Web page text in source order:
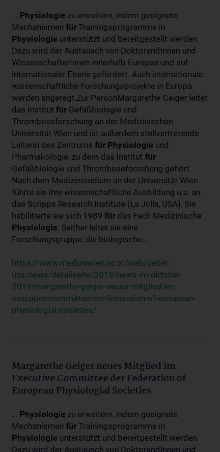
... Physiologie zu erweitern, indem geeignete
Mechanismen für Trainingsprogramme in
Physiologie unterstützt und bereitgestellt werden.
Dazu wird der Austausch von DoktorandInnen und
WissenschafterInnen innerhalb Europas und auf
internationaler Ebene gefördert. Auch internationale
wissenschaftliche Forschungsprojekte in Europa
werden angeregt.Zur PersonMargarethe Geiger leitet
das Institut für Gefäßbiologie und
Thromboseforschung an der Medizinischen
Universität Wien und ist außerdem stellvertretende
Leiterin des Zentrums für Physiologie und
Pharmakologie, zu dem das Institut für
Gefäßbiologie und Thromboseforschung gehört.
Nach dem Medizinstudium an der Universität Wien
führte sie ihre wissenschaftliche Ausbildung u.a. an
das Scripps Research Institute (La Jolla, USA). Sie
habilitierte sie sich 1989 für das Fach Medizinische
Physiologie. Seither leitet sie eine
Forschungsgruppe, die biologische...
https://www.meduniwien.ac.at/web/ueber-
uns/news/detailseite/2019/news-im-oktober-
2019/margarethe-geiger-neues-mitglied-im-
executive-committee-der-federation-of-european-
physiologial-societies/
Margarethe Geiger neues Mitglied im
Executive Committee der Federation of
European Physiologial Societies
... Physiologie zu erweitern, indem geeignete
Mechanismen für Trainingsprogramme in
Physiologie unterstützt und bereitgestellt werden.
Dazu wird der Austausch von DoktorandInnen und